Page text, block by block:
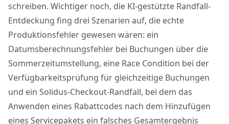
schreiben. Wichtiger noch, die KI-gestützte Randfall-
Entdeckung fing drei Szenarien auf, die echte
Produktionsfehler gewesen wären: ein
Datumsberechnungsfehler bei Buchungen über die
Sommerzeitumstellung, eine Race Condition bei der
Verfügbarkeitsprüfung für gleichzeitige Buchungen
und ein Solidus-Checkout-Randfall, bei dem das
Anwenden eines Rabattcodes nach dem Hinzufügen
eines Servicepakets ein falsches Gesamtergebnis